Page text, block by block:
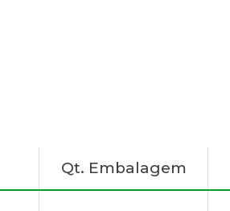
Qt. Embalagem